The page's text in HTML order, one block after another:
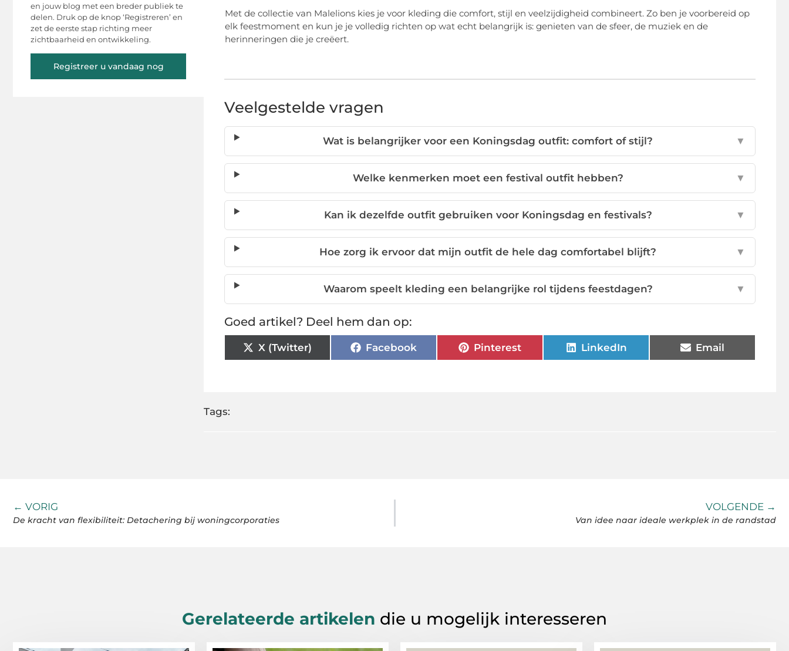
en jouw blog met een breder publiek te
delen. Druk op de knop ‘Registreren’ en
zet de eerste stap richting meer
zichtbaarheid en ontwikkeling.
Registreer u vandaag nog
Met de collectie van Malelions kies je voor kleding die comfort, stijl en veelzijdigheid combineert. Zo ben je voorbereid op
elk feestmoment en kun je je volledig richten op wat echt belangrijk is: genieten van de sfeer, de muziek en de
herinneringen die je creëert.
Veelgestelde vragen
Wat is belangrijker voor een Koningsdag outfit: comfort of stijl? ▼
Welke kenmerken moet een festival outfit hebben? ▼
Kan ik dezelfde outfit gebruiken voor Koningsdag en festivals? ▼
Hoe zorg ik ervoor dat mijn outfit de hele dag comfortabel blijft? ▼
Waarom speelt kleding een belangrijke rol tijdens feestdagen? ▼
Goed artikel? Deel hem dan op:
X (Twitter) Facebook Pinterest LinkedIn Email
Tags:
← VORIG
De kracht van flexibiliteit: Detachering bij woningcorporaties
VOLGENDE →
Van idee naar ideale werkplek in de randstad
Gerelateerde artikelen die u mogelijk interesseren